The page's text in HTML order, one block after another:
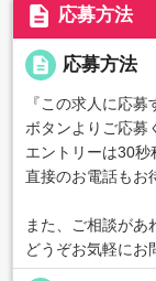
description 応募方法
description 応募方法
『この求人に応募
ボタンよりご応募
エントリーは30秒
直接のお電話もお
また、ご相談があ
どうぞお気軽にお